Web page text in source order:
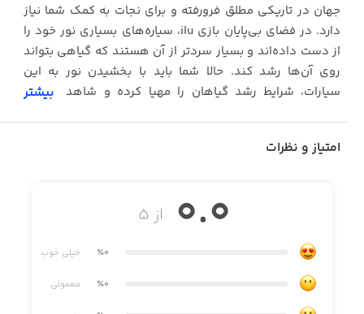
جهان در تاریکی مطلق فرورفته و برای نجات به کمک شما نیاز
دارد. در فضای بی‌پایان بازی ilu، سیاره‌های بسیاری نور خود را
از دست داده‌اند و بسیار سردتر از آن هستند که گیاهی بتواند
روی آن‌ها رشد کند. حالا شما باید با بخشیدن نور به این
سیارات، شرایط رشد گیاهان را مهیا کرده و شاهد برگشت
چالش‌برانگیز خواهید رفت.
معماهای بازی ilu براساس منطق است. در این بازی باید با پر
پیشرفت در مراحل بازی، با شبکه‌های پیچیده‌تری مواجه
خواهید شد که تعداد خانه‌های تاریک و منابع نور آن‌ها بیشتر و
بیشتر
امتیاز و نظرات
از ۵ 0.0
٪0 خیلی خوب
٪0 معمولی